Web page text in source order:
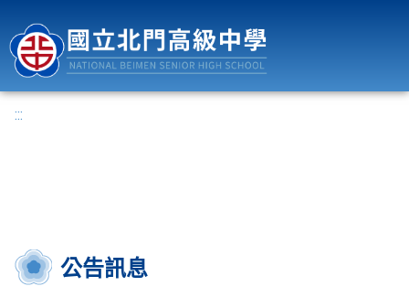
:::
公告訊息